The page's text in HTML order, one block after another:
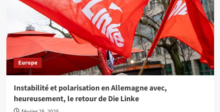
Europe
Instabilité et polarisation en Allemagne avec,
heureusement, le retour de Die Linke